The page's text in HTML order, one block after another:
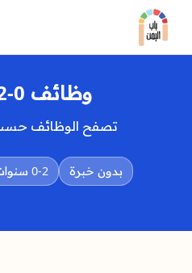
وظائف 0-2 سنوات
تصفح الوظائف
بدون خبرة 0-2 سنوات